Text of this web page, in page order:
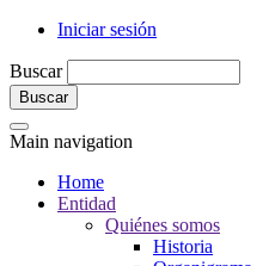
Iniciar sesión
Buscar
Main navigation
Home
Entidad
Quiénes somos
Historia